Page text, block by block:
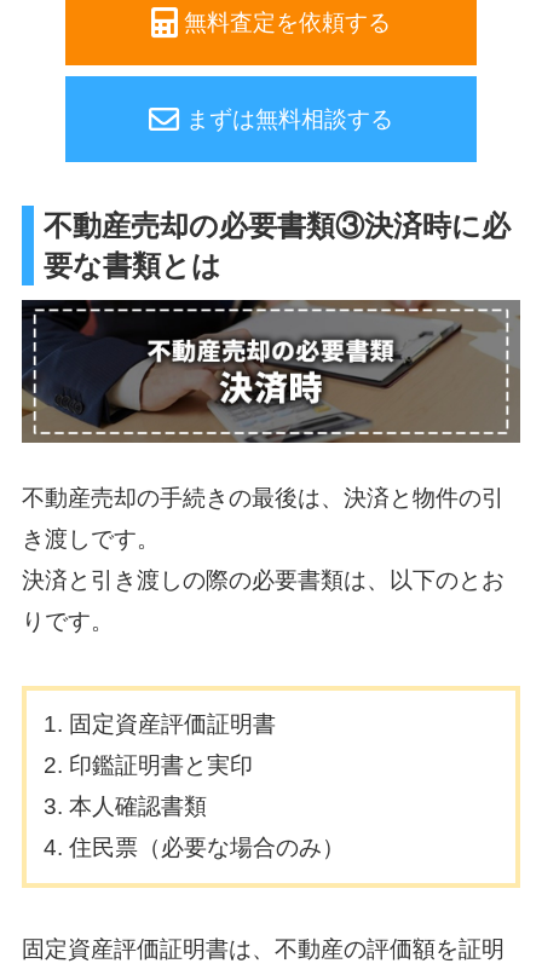
無料査定を依頼する
まずは無料相談する
不動産売却の必要書類③決済時に必
要な書類とは
不動産売却の手続きの最後は、決済と物件の引
き渡しです。
決済と引き渡しの際の必要書類は、以下のとお
りです。
固定資産評価証明書
印鑑証明書と実印
本人確認書類
住民票（必要な場合のみ）
固定資産評価証明書は、不動産の評価額を証明